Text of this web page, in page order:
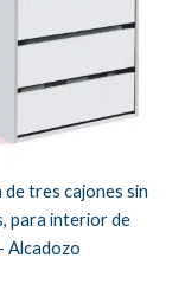
de tres cajones sin
para interior de
Alcadozo